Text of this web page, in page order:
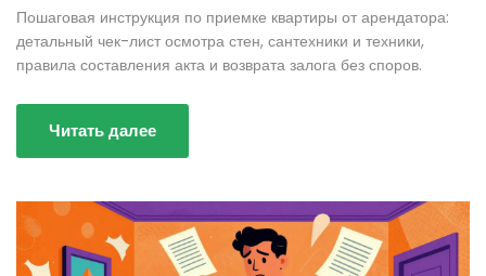
Пошаговая инструкция по приемке квартиры от арендатора:
детальный чек-лист осмотра стен, сантехники и техники,
правила составления акта и возврата залога без споров.
Читать далее